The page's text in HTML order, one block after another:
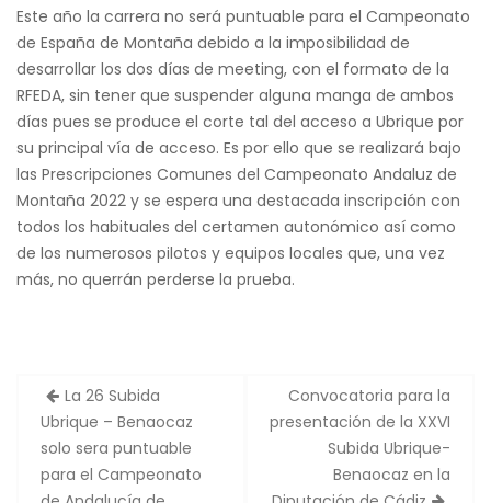
Este año la carrera no será puntuable para el Campeonato
de España de Montaña debido a la imposibilidad de
desarrollar los dos días de meeting, con el formato de la
RFEDA, sin tener que suspender alguna manga de ambos
días pues se produce el corte tal del acceso a Ubrique por
su principal vía de acceso. Es por ello que se realizará bajo
las Prescripciones Comunes del Campeonato Andaluz de
Montaña 2022 y se espera una destacada inscripción con
todos los habituales del certamen autonómico así como
de los numerosos pilotos y equipos locales que, una vez
más, no querrán perderse la prueba.
Navegación
de
entradas
La 26 Subida
Ubrique – Benaocaz
solo sera puntuable
para el Campeonato
Convocatoria para la
presentación de la XXVI
Subida Ubrique-
Benaocaz en la